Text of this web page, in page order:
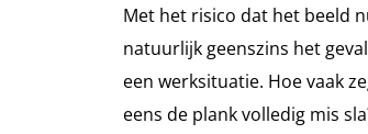
Met het risico dat het beeld
natuurlijk geenszins het
een werksituatie. Hoe vaak
eens de plank volledig mis